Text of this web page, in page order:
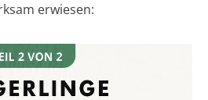
erwiesen: